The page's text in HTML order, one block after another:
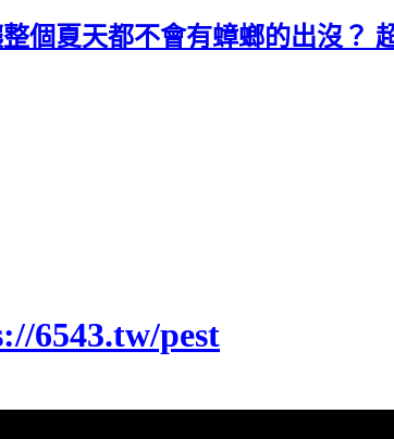
個夏天都不會有蟑螂的出沒？
6543.tw/pest